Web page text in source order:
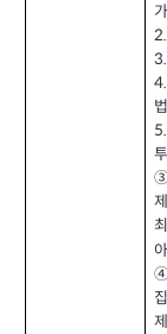
3.
제
④
제